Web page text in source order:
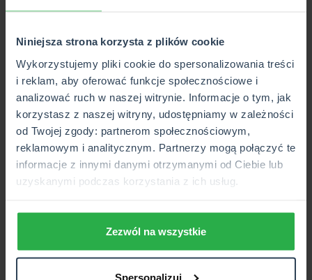
Niniejsza strona korzysta z plików cookie
Wykorzystujemy pliki cookie do spersonalizowania treści
i reklam, aby oferować funkcje społecznościowe i
analizować ruch w naszej witrynie. Informacje o tym, jak
korzystasz z naszej witryny, udostępniamy w zależności
od Twojej zgody: partnerom społecznościowym,
reklamowym i analitycznym. Partnerzy mogą połączyć te
informacje z innymi danymi otrzymanymi od Ciebie lub
uzyskanymi podczas korzystania z ich usług.
Zezwól na wszystkie
Spersonalizuj
wizyty u specjalistów oraz badania. Przykładowo, za
19,90 złotych, tyle samo co za EKG spoczynkowe. Z kolei,
jeśli chcesz zbadać krew (morfologię) lub OB, będzie Cię to
kosztować 2 złote. Ceny są znacznie niższe niż wizyty lub
przeprowadzanie badań prywatnie na własną rękę.
Przykładowo:
konsultacja lekarska u alergologa, internisty,
hematologa, kardiologa czy ginekologa - 19,90 zł;
konsultacja profesorska - 49,90 zł;